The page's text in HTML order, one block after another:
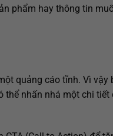
phẩm hay thông tin
quảng cáo tĩnh. Vì vậy
thể nhấn nhá một chi tiết